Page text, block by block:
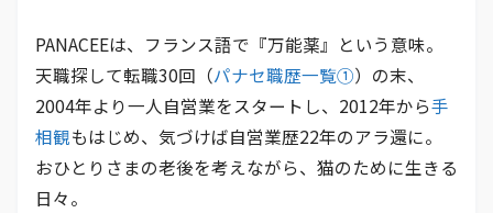
PANACEEは、フランス語で『万能薬』という意味。
天職探して転職30回（パナセ職歴一覧①）の末、
2004年より一人自営業をスタートし、2012年から手
相観もはじめ、気づけば自営業歴22年のアラ還に。
おひとりさまの老後を考えながら、猫のために生きる
日々。